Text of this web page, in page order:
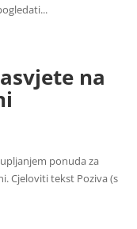
na
ponuda za
Cjeloviti tekst Poziva (s